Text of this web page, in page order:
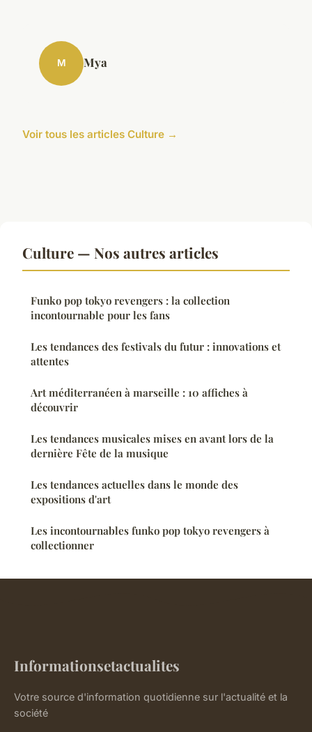
M Mya
Voir tous les articles Culture →
Culture — Nos autres articles
Funko pop tokyo revengers : la collection
incontournable pour les fans
Les tendances des festivals du futur : innovations et
attentes
Art méditerranéen à marseille : 10 affiches à
découvrir
Les tendances musicales mises en avant lors de la
dernière Fête de la musique
Les tendances actuelles dans le monde des
expositions d'art
Les incontournables funko pop tokyo revengers à
collectionner
Informationsetactualites
Votre source d'information quotidienne sur l'actualité et la
société